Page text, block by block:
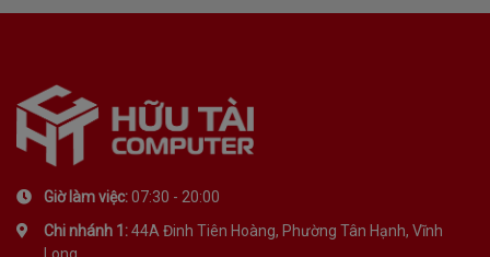
Kiểu kết
sạc
Giờ làm việc:07:30 - 20:00
Chi nhánh 1:44A Đinh Tiên Hoàng, Phường Tân Hạnh, Vĩnh